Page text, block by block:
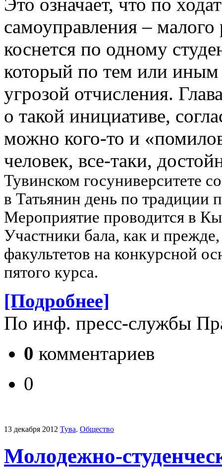
самоуправления –
коснется по одному
который по тем или иным
угрозой отчисления.
о такой инициативе,
можно кого-то и
человек, все-таки,
Тувинском госуниверситете
в Татьянин день по традиции
Мероприятие проводится в
Участники бала, как и
факультетов на конкурсной
пятого курса.
[Подробнее]
По инф. пресс-службы
0 комментариев
0
13 декабря 2012 Тува. Общество
Молодежно-